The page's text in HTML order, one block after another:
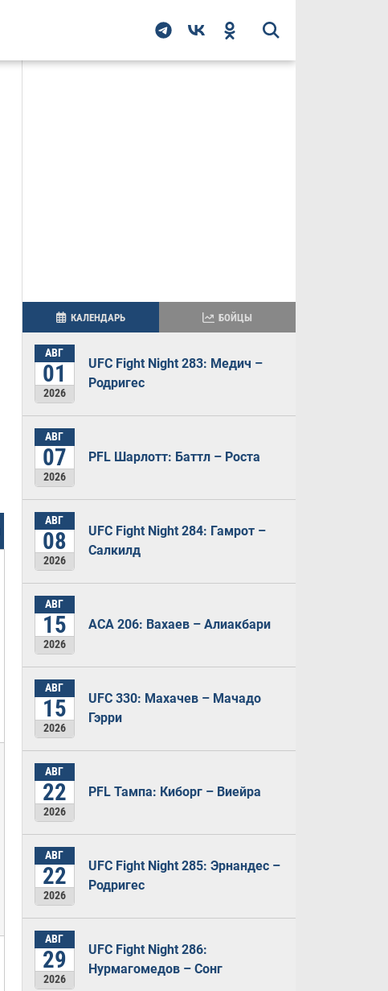
КАЛЕНДАРЬ БОЙЦЫ
АВГ
01
2026
UFC Fight Night 283: Медич –
Родригес
АВГ
07
2026
PFL Шарлотт: Баттл – Роста
АВГ
08
2026
UFC Fight Night 284: Гамрот –
Салкилд
АВГ
15
2026
ACA 206: Вахаев – Алиакбари
АВГ
15
2026
UFC 330: Махачев – Мачадо
Гэрри
АВГ
22
2026
PFL Тампа: Киборг – Виейра
АВГ
22
2026
UFC Fight Night 285: Эрнандес –
Родригес
АВГ
29
2026
UFC Fight Night 286:
Нурмагомедов – Сонг